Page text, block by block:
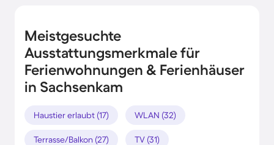
Meistgesuchte
Ausstattungsmerkmale für
Ferienwohnungen & Ferienhäuser
in Sachsenkam
Haustier erlaubt (17) WLAN (32)
Terrasse/Balkon (27) TV (31)